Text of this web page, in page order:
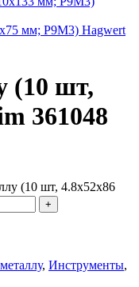
мм; P9M3) Hagwert
(10 шт,
361048
(10 шт, 4.8х52х86
, Инструменты,